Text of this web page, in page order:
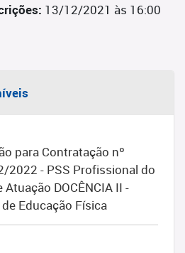
13/12/2021 às 16:00
para Contratação nº
2022 - PSS Profissional do
DOCÊNCIA II -
Educação Física